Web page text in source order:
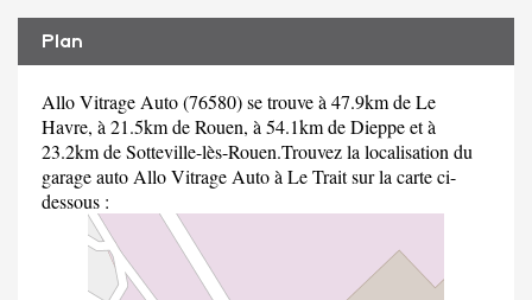
Plan
Allo Vitrage Auto (76580) se trouve à 47.9km de Le
Havre, à 21.5km de Rouen, à 54.1km de Dieppe et à
23.2km de Sotteville-lès-Rouen.Trouvez la localisation du
garage auto Allo Vitrage Auto à Le Trait sur la carte ci-
dessous :